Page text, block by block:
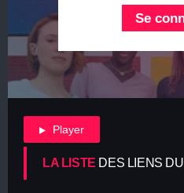
Se
Player
LA LISTE DES LIENS